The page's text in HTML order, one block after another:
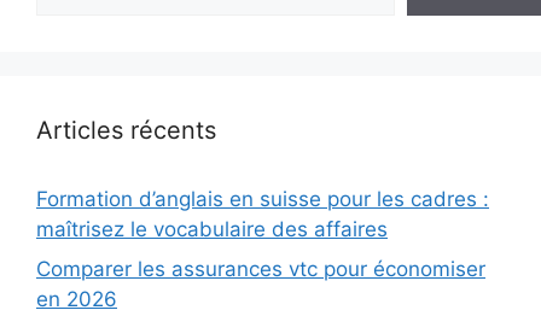
Articles récents
Formation d’anglais en suisse pour les cadres :
maîtrisez le vocabulaire des affaires
Comparer les assurances vtc pour économiser
en 2026